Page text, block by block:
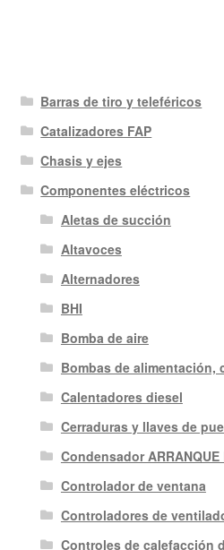
Barras de tiro y teleféricos
Catalizadores FAP
Chasis y ejes
Componentes eléctricos
Aletas de succión
Altavoces
Alternadores
BHI
Bomba de aire
Bombas de alimentación,
Calentadores diesel
Cerraduras y llaves de
Condensador ARRANQUE
Controlador de ventana
Controladores de
Controles de calefacción